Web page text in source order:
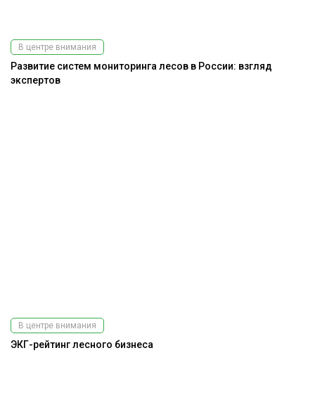
В центре внимания
Развитие систем мониторинга лесов в России: взгляд
экспертов
В центре внимания
ЭКГ-рейтинг лесного бизнеса